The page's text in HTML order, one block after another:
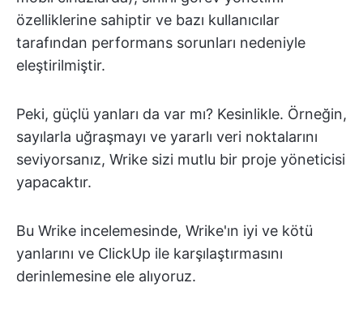
özelliklerine sahiptir ve bazı kullanıcılar
tarafından performans sorunları nedeniyle
eleştirilmiştir.
Peki, güçlü yanları da var mı? Kesinlikle. Örneğin,
sayılarla uğraşmayı ve yararlı veri noktalarını
seviyorsanız, Wrike sizi mutlu bir proje yöneticisi
yapacaktır.
Bu Wrike incelemesinde, Wrike'ın iyi ve kötü
yanlarını ve ClickUp ile karşılaştırmasını
derinlemesine ele alıyoruz.